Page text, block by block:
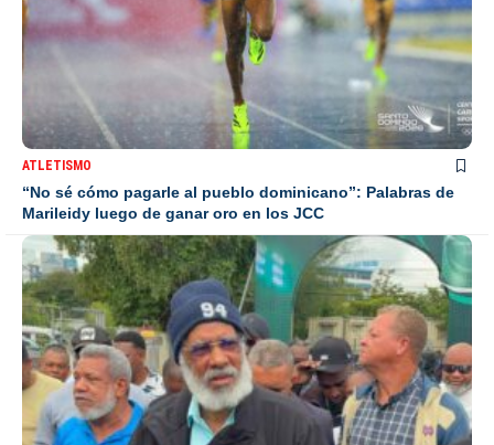
ATLETISMO
“No sé cómo pagarle al pueblo dominicano”: Palabras de
Marileidy luego de ganar oro en los JCC